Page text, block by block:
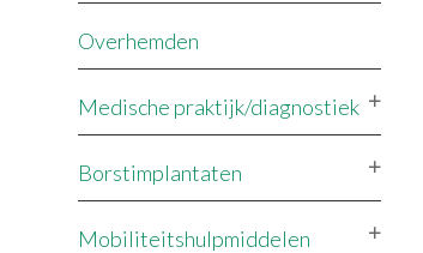
Overhemden
Medische praktijk/diagnostiek
Borstimplantaten
Mobiliteitshulpmiddelen